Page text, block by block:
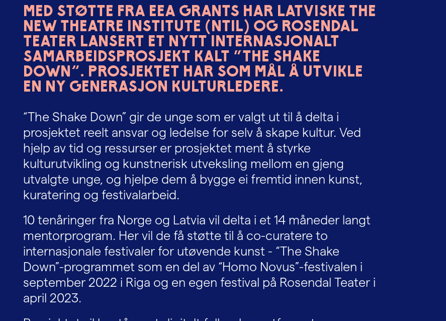
Med støtte fra EEA Grants har latviske The
New Theatre Institute (NTIL) og Rosendal
Teater lansert et nytt internasjonalt
samarbeidsprosjekt kalt “The Shake
Down”. Prosjektet har som mål å utvikle
en ny generasjon kulturledere.
“The Shake Down” gir de unge som er valgt ut til å delta i
prosjektet reelt ansvar og ledelse for selv å skape kultur. Ved
hjelp av tid og ressurser er prosjektet ment å styrke
kulturutvikling og kunstnerisk utveksling mellom en gjeng
utvalgte unge, og hjelpe dem å bygge ei fremtid innen kunst,
kuratering og festivalarbeid.
10 tenåringer fra Norge og Latvia vil delta i et 14 måneder langt
mentorprogram. Her vil de få støtte til å co-curatere to
internasjonale festivaler for utøvende kunst - “The Shake
Down”-programmet som en del av “Homo Novus”-festivalen i
september 2022 i Riga og en egen festival på Rosendal Teater i
april 2023.